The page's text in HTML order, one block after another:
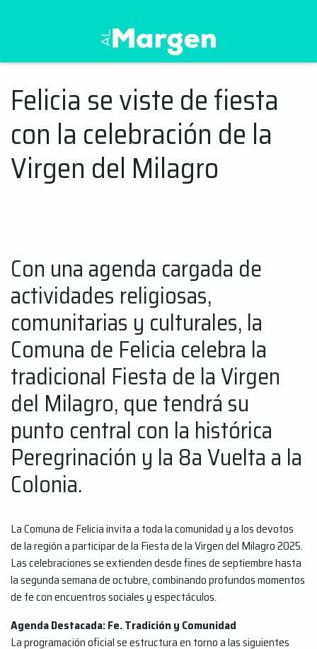
Al Margen Web
Ir
al
contenido
Felicia se viste de fiesta
con la celebración de la
Virgen del Milagro
Con una agenda cargada de
actividades religiosas,
comunitarias y culturales, la
Comuna de Felicia celebra la
tradicional Fiesta de la Virgen
del Milagro, que tendrá su
punto central con la histórica
Peregrinación y la 8a Vuelta a la
Colonia.
La Comuna de Felicia invita a toda la comunidad y a los devotos
de la región a participar de la Fiesta de la Virgen del Milagro 2025.
Las celebraciones se extienden desde fines de septiembre hasta
la segunda semana de octubre, combinando profundos momentos
de fe con encuentros sociales y espectáculos.
Agenda Destacada: Fe. Tradición y Comunidad
La programación oficial se estructura en torno a las siguientes